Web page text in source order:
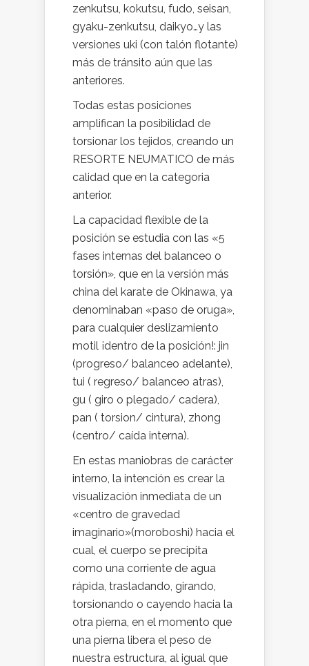
zenkutsu, kokutsu, fudo, seisan,
gyaku-zenkutsu, daikyo…y las
versiones uki (con talón flotante)
más de tránsito aún que las
anteriores.
Todas estas posiciones
amplifican la posibilidad de
torsionar los tejidos, creando un
RESORTE NEUMATICO de más
calidad que en la categoria
anterior.
La capacidad flexible de la
posición se estudia con las «5
fases internas del balanceo o
torsión», que en la versión más
china del karate de Okinawa, ya
denominaban «paso de oruga»,
para cualquier deslizamiento
motil ¡dentro de la posición!: jin
(progreso/ balanceo adelante),
tui ( regreso/ balanceo atras),
gu ( giro o plegado/ cadera),
pan ( torsion/ cintura), zhong
(centro/ caída interna).
En estas maniobras de carácter
interno, la intención es crear la
visualización inmediata de un
«centro de gravedad
imaginario»(moroboshi) hacia el
cual, el cuerpo se precipita
como una corriente de agua
rápida, trasladando, girando,
torsionando o cayendo hacia la
otra pierna, en el momento que
una pierna libera el peso de
nuestra estructura, al igual que